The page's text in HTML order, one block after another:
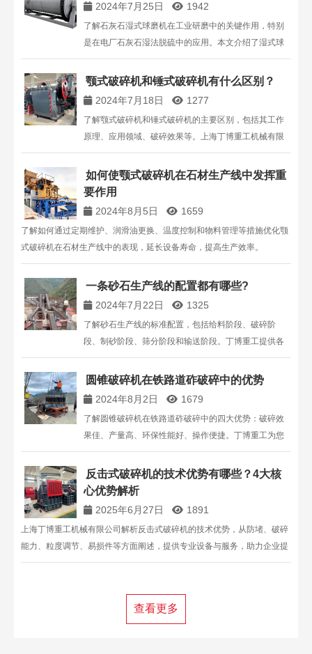
2024年7月25日 1942
了解石灰石湿式球磨机在工业研磨中的关键作用，特别
是在电厂石灰石湿法脱硫中的应用。本文介绍了湿式球
磨机的型号及其市场价格，帮助用户选择合适的设备。
咨询丁博重工获取专业的球磨机解决方案和报价。
颚式破碎机和锤式破碎机有什么区别？
2024年7月18日 1277
了解颚式破碎机和锤式破碎机的主要区别，包括其工作
原理、应用领域、破碎效果等。上海丁博重工机械有限
公司为您提供专业的破碎机设备及技术支持。
如何使颚式破碎机在石材生产线中发挥重
要作用
2024年8月5日 1659
了解如何通过定期维护、润滑油更换、温度控制和物料管理等措施优化颚
式破碎机在石材生产线中的表现，延长设备寿命，提高生产效率。
一条砂石生产线的配置都有哪些?
2024年7月22日 1325
了解砂石生产线的标准配置，包括给料阶段、破碎阶
段、制砂阶段、筛分阶段和输送阶段。丁博重工提供各
种型号的破碎机、制砂机、筛分机和输送设备，确保砂
石生产线的高效运行。咨询我们获取专业建议和设备解
圆锥破碎机在铁路道砟破碎中的优势
2024年8月2日 1679
了解圆锥破碎机在铁路道砟破碎中的四大优势：破碎效
果佳、产量高、环保性能好、操作便捷。丁博重工为您
提供高效可靠的圆锥破碎机解决方案，助力铁路道砟生
产。
反击式破碎机的技术优势有哪些？4大核
心优势解析​
2025年6月27日 1891
上海丁博重工机械有限公司解析反击式破碎机的技术优势，从防堵、破碎
能力、粒度调节、易损件等方面阐述，提供专业设备与服务，助力企业提
升矿山生产效益 。
查看更多